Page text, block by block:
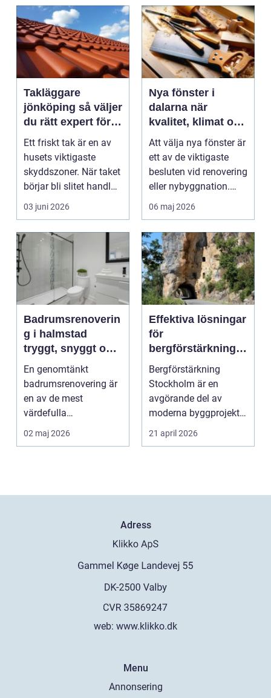
Takläggare
jönköping så väljer
du rätt expert för
ditt tak
Ett friskt tak är en av
husets viktigaste
skyddszoner. När taket
börjar bli slitet handlar
frågan sä...
03 juni 2026
Nya fönster i
dalarna när
kvalitet, klimat och
känsla samspelar
Att välja nya fönster är
ett av de viktigaste
besluten vid renovering
eller nybyggnation.
Fönster på...
06 maj 2026
Badrumsrenoverin
g i halmstad
tryggt, snyggt och
hållbart
En genomtänkt
badrumsrenovering är
en av de mest
värdefulla
investeringarna i en
02 maj 2026
Effektiva lösningar
för
bergförstärkning i
Stockholm
Bergförstärkning
Stockholm är en
avgörande del av
moderna byggprojekt,
särs...
21 april 2026
Adress
web: www.klikko.dk
Menu
Annonsering